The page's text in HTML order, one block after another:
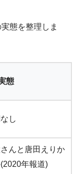
態を整理しま
態
し
んと唐田えりか
年報道)